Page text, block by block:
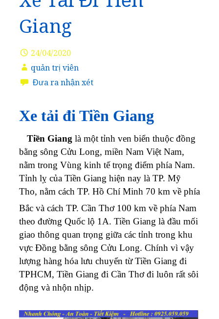
Giang
24/04/2020
quản trị viên
Đưa ra nhận xét
Xe tải đi Tiền Giang
Tiền Giang là một tỉnh ven biển thuộc đồng
bằng sông Cửu Long, miền Nam Việt Nam,
nằm trong Vùng kinh tế trọng điểm phía Nam.
Tỉnh lỵ của Tiền Giang hiện nay là TP. Mỹ
Tho, nằm cách TP. Hồ Chí Minh 70 km về phía
Bắc và cách TP. Cần Thơ 100 km về phía Nam
theo đường Quốc lộ 1A. Tiền Giang là đầu mối
giao thông quan trọng giữa các tỉnh trong khu
vực Đồng bằng sông Cửu Long. Chính vì vậy
lượng hàng hóa lưu chuyển từ Tiền Giang đi
TPHCM, Tiền Giang đi Cần Thơ đi luôn rất sôi
động và nhộn nhịp.